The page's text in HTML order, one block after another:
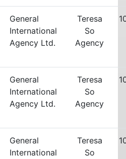
General
International
Agency Ltd.
Teresa
So
Agency
General
International
Agency Ltd.
Teresa
So
Agency
General
International
Teresa
So